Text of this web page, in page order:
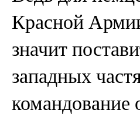
Красной
значит
западных
командование